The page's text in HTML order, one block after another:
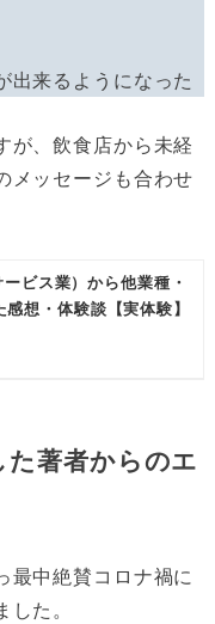
来るようになった
が、飲食店から未経
メッセージも合わせ
ビス業）から他業種・
想・体験談【実体験】
た著者からのエ
最中絶賛コロナ禍に
た。